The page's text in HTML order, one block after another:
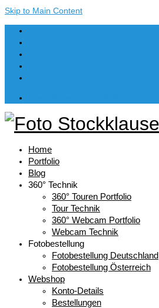
Skip to Main Content
Home
Portfolio
Blog
360° Technik
360° Touren Portfolio
Tour Technik
360° Webcam Portfolio
Webcam Technik
Fotobestellung
Fotobestellung Deutschland
Fotobestellung Österreich
Webshop
Konto-Details
Bestellungen